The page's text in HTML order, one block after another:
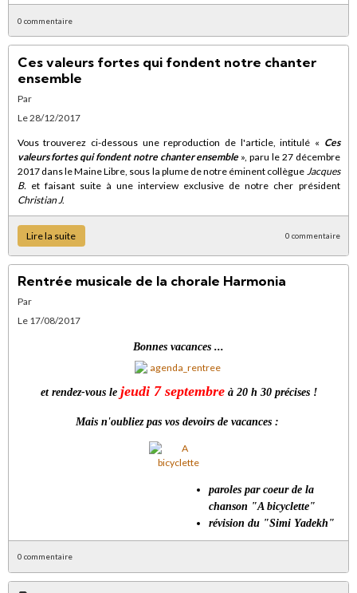
0 commentaire
Ces valeurs fortes qui fondent notre chanter
ensemble
Par
Le 28/12/2017
Vous trouverez ci-dessous une reproduction de l'article, intitulé « Ces
valeurs fortes qui fondent notre chanter ensemble », paru le 27 décembre
2017 dans le Maine Libre, sous la plume de notre éminent collègue Jacques
B. et faisant suite à une interview exclusive de notre cher président
Christian J.
Lire la suite 0 commentaire
Rentrée musicale de la chorale Harmonia
Par
Le 17/08/2017
Bonnes vacances ...
et rendez-vous le jeudi 7 septembreà 20 h 30 précises !
Mais n'oubliez pas vos devoirs de vacances :
paroles par coeur de la
chanson "A bicyclette"
révision du "Simi Yadekh"
0 commentaire